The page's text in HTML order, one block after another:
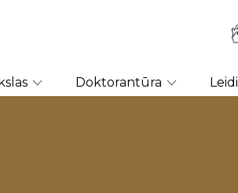
Doktorantūra